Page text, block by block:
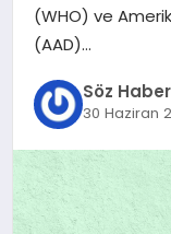
YAŞAM
(WHO) ve
(AAD)…
Söz Haber
30 Haziran